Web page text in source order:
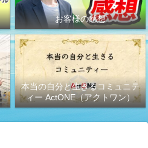
お客様の感想
本当の自分と生きるコミュニテ
ィー ActONE（アクトワン）